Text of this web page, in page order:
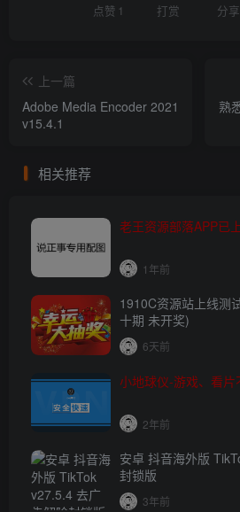
点赞 1 打赏 分享
上一篇
Adobe Media Encoder 2021
v15.4.1
熟
相关推荐
老王资源部落APP已
1年前
1910C资源站上线测
十期 未开奖)
6天前
小地球仪-游戏、看
2年前
安卓 抖音海外版
封锁版
3年前